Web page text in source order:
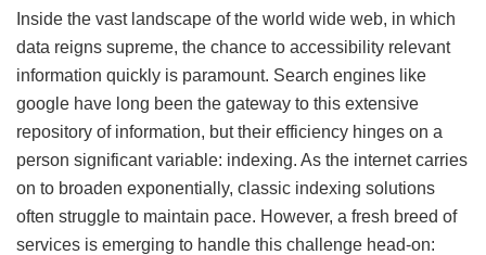
Inside the vast landscape of the world wide web, in which
data reigns supreme, the chance to accessibility relevant
information quickly is paramount. Search engines like
google have long been the gateway to this extensive
repository of information, but their efficiency hinges on a
person significant variable: indexing. As the internet carries
on to broaden exponentially, classic indexing solutions
often struggle to maintain pace. However, a fresh breed of
services is emerging to handle this challenge head-on: